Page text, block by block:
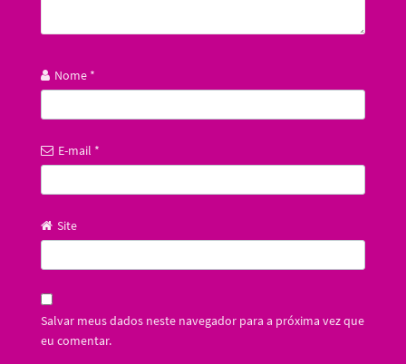
Nome *
E-mail *
Site
Salvar meus dados neste navegador para a próxima vez que
eu comentar.